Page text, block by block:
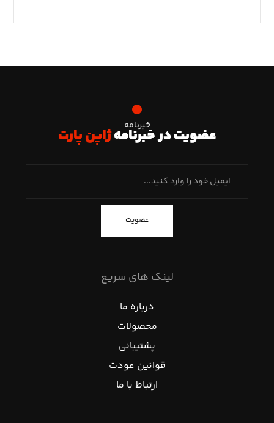
خبرنامه
عضویت در خبرنامهژاپن پارت
عضویت
لینک های سریع
درباره ما
محصولات
پشتیبانی
قوانین عودت
ارتباط با ما